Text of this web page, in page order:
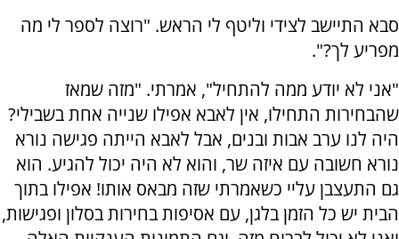
סבא התיישב לצידי וליטף לי הראש. "רוצה לספר לי מה
מפריע לך?".
"אני לא יודע ממה להתחיל", אמרתי. "מזה שמאז
שהבחירות התחילו, אין לאבא אפילו שנייה אחת בשבילי?
היה לנו ערב אבות ובנים, אבל לאבא הייתה פגישה נורא
נורא חשובה עם איזה שר, והוא לא היה יכול להגיע. הוא
גם התעצבן עליי כשאמרתי שזה מבאס אותו! אפילו בתוך
הבית יש כל הזמן בלגן, עם אסיפות בחירות בסלון ופגישות,